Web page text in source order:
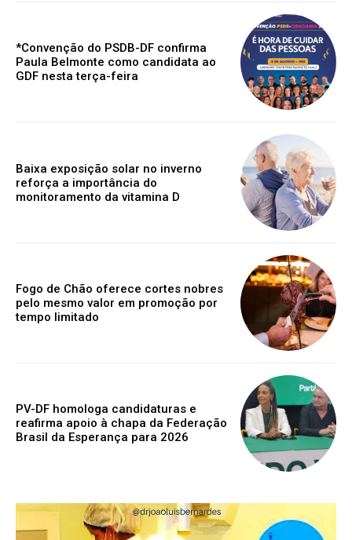
*Convenção do PSDB-DF confirma
Paula Belmonte como candidata ao
GDF nesta terça-feira
Baixa exposição solar no inverno
reforça a importância do
monitoramento da vitamina D
Fogo de Chão oferece cortes nobres
pelo mesmo valor em promoção por
tempo limitado
PV-DF homologa candidaturas e
reafirma apoio à chapa da Federação
Brasil da Esperança para 2026